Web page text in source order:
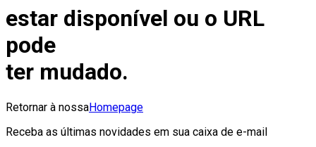
estar disponível ou o URL
pode
ter mudado.
Retornar à nossaHomepage
Receba as últimas novidades em sua caixa de e-mail